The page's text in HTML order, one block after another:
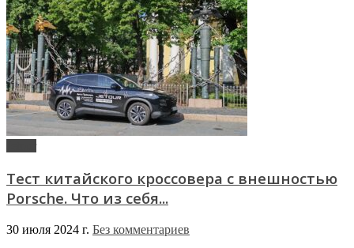
Тест китайского кроссовера с внешностью
Porsche. Что из себя...
30 июля 2024 г. Без комментариев